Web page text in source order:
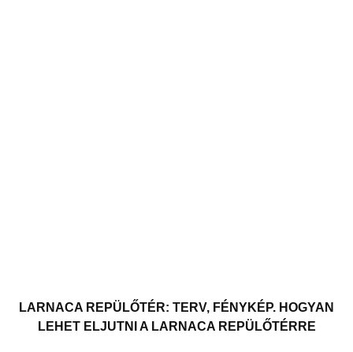
LARNACA REPÜLŐTÉR: TERV, FÉNYKÉP. HOGYAN
LEHET ELJUTNI A LARNACA REPÜLŐTÉRRE